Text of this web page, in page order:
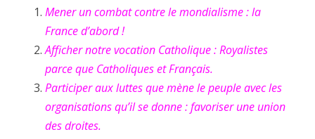
Mener un combat contre le mondialisme : la
France d’abord !
Afficher notre vocation Catholique : Royalistes
parce que Catholiques et Français.
Participer aux luttes que mène le peuple avec les
organisations qu’il se donne : favoriser une union
des droites.